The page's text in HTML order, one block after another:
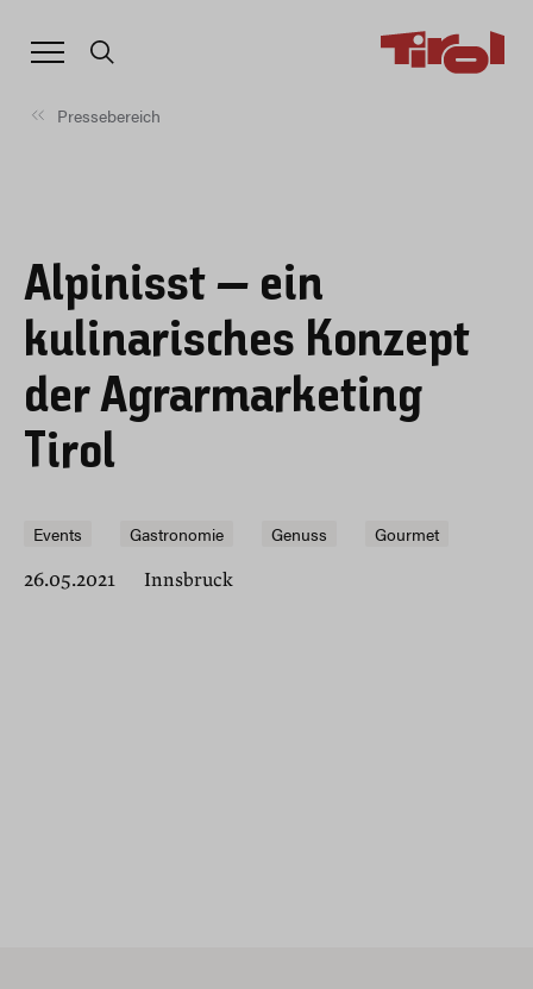
Pressebereich
Alpinisst – ein
kulinarisches Konzept
der Agrarmarketing
Tirol
Events Gastronomie Genuss
Gourmet
26.05.2021
Innsbruck